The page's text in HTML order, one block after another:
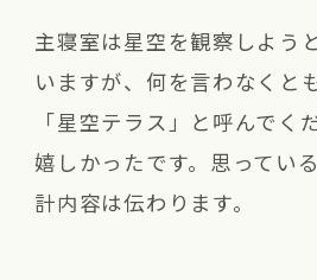
主寝室は星空を観察しよう
いますが、何を言わなくと
「星空テラス」と呼んでく
嬉しかったです。思ってい
計内容は伝わります。